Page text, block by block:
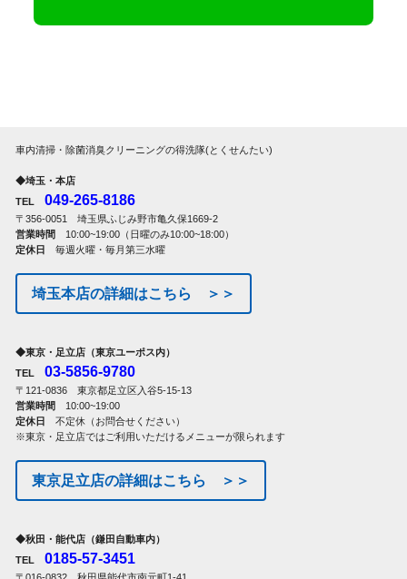
車内清掃・除菌消臭クリーニングの得洗隊(とくせんたい)
◆埼玉・本店
TEL
049-265-8186
〒356-0051 埼玉県ふじみ野市亀久保1669-2
営業時間 10:00~19:00（日曜のみ10:00~18:00）
定休日
毎週火曜・毎月第三水曜
埼玉本店の詳細はこちら ＞＞
◆東京・足立店（東京ユーポス内）
TEL
03-5856-9780
〒121-0836 東京都足立区入谷5-15-13
営業時間 10:00~19:00
定休日
不定休（お問合せください）
※東京・足立店ではご利用いただけるメニューが限られます
東京足立店の詳細はこちら ＞＞
◆秋田・能代店（鎌田自動車内）
TEL
0185-57-3451